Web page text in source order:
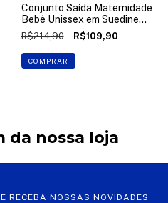
Conjunto Saída Maternidade
Bebê Unissex em Suedine
Pima Up Baby
R$214,90 R$109,90
COMPRAR
da nossa loja
RECEBA NOSSAS NOVIDADES